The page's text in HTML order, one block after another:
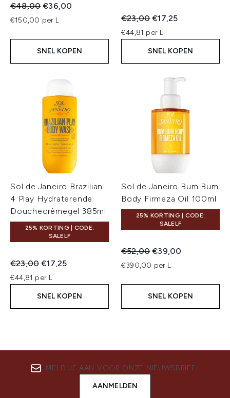
Recommended Retail Price:
€48,00Huidige prijs:
€36,00
€150,00 per L
SNEL KOPEN
Recommended Retail Price:
€23,00Huidige prijs:
€17,25
€44,81 per L
SNEL KOPEN
Sol de Janeiro Brazilian
4 Play Hydraterende
Douchecrèmegel 385ml
25% KORTING | CODE:
SALELF
Recommended Retail Price:
€23,00Huidige prijs:
€17,25
€44,81 per L
SNEL KOPEN
Sol de Janeiro Bum Bum
Body Firmeza Oil 100ml
25% KORTING | CODE:
SALELF
Recommended Retail Price:
€52,00Huidige prijs:
€39,00
€390,00 per L
SNEL KOPEN
MELD JE AAN VOOR ONZE NIEUWSBRIEF
AANMELDEN